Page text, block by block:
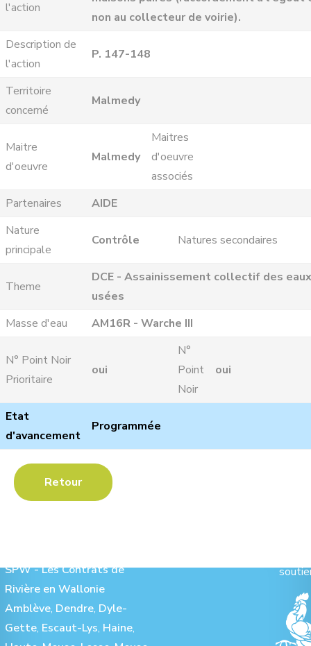
l'action
non au collecteur de voirie).
Description de
l'action
P. 147-148
Territoire
concerné
Malmedy
Maitre
d'oeuvre
Malmedy
Maitres
d'oeuvre
associés
Partenaires
AIDE
Nature
principale
Contrôle Natures secondaires
Theme
DCE - Assainissement collectif des eaux
usées
Masse d'eau
AM16R - Warche III
N° Point Noir
Prioritaire
oui
N°
Point
Noir
oui
Etat
d'avancement
Programmée
Retour
SPW - Les Contrats de
Rivière en Wallonie
Amblève, Dendre, Dyle-
Gette, Escaut-Lys, Haine,